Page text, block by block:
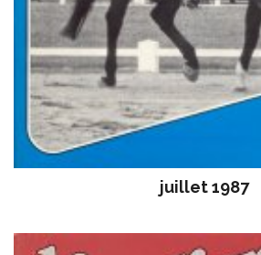
juillet 1987